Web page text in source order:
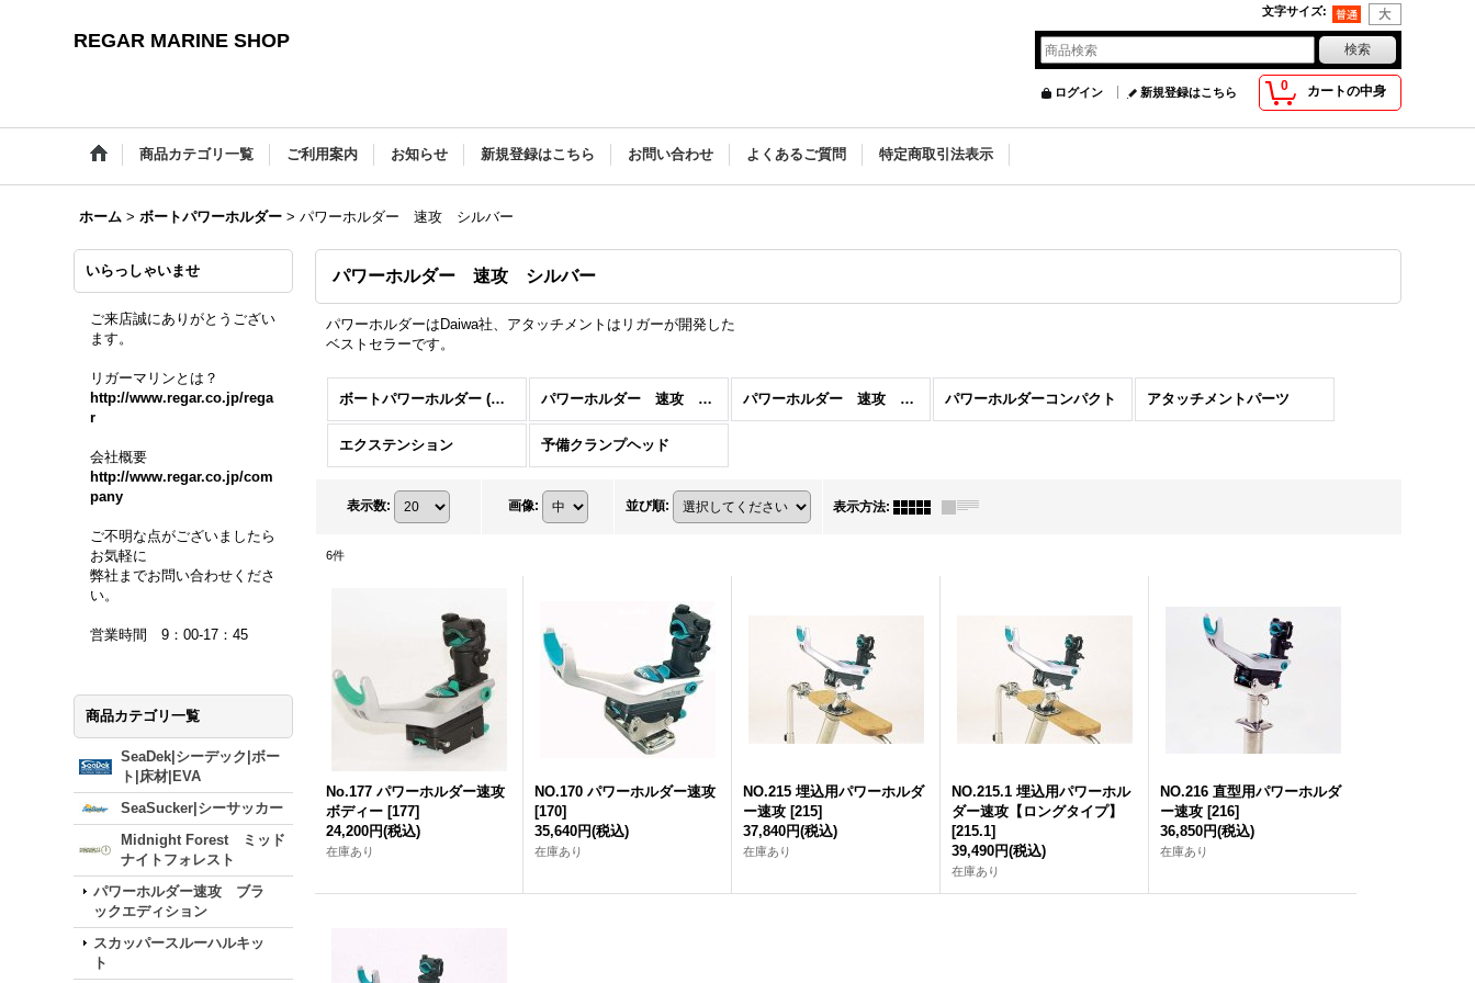
文字サイズ:
REGAR MARINE SHOP
0 カートの中身
ログイン 新規登録はこちら
商品カテゴリ一覧 ご利用案内 お知らせ 新規登録はこちら お問い合わせ よくあるご質問 特定商取引法表示
ホーム > ボートパワーホルダー > パワーホルダー 速攻 シルバー
いらっしゃいませ
ご来店誠にありがとうござい
ます。
リガーマリンとは？
http://www.regar.co.jp/rega
r
会社概要
http://www.regar.co.jp/com
pany
ご不明な点がございましたら
お気軽に
弊社までお問い合わせくださ
い。
営業時間 9：00-17：45
商品カテゴリ一覧
SeaDek|シーデック|ボー
ト|床材|EVA
SeaSucker|シーサッカー
Midnight Forest ミッド
ナイトフォレスト
パワーホルダー速攻 ブラ
ックエディション
スカッパースルーハルキッ
ト
パワーホルダー 速攻 シルバー
パワーホルダーはDaiwa社、アタッチメントはリガーが開発した
ベストセラーです。
ボートパワーホルダー (全商品) パワーホルダー 速攻 シルバー パワーホルダー 速攻 レッド パワーホルダーコンパクト アタッチメントパーツ
エクステンション 予備クランプヘッド
表示数: 画像: 並び順: 表示方法:
6件
No.177 パワーホルダー速攻
ボディー [177]
24,200円(税込)
在庫あり
NO.170 パワーホルダー速攻
[170]
35,640円(税込)
在庫あり
NO.215 埋込用パワーホルダ
ー速攻 [215]
37,840円(税込)
在庫あり
NO.215.1 埋込用パワーホル
ダー速攻【ロングタイプ】
[215.1]
39,490円(税込)
在庫あり
NO.216 直型用パワーホルダ
ー速攻 [216]
36,850円(税込)
在庫あり